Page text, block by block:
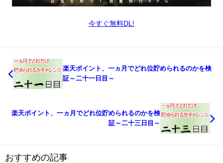
今すぐ無料DL!
楽天ポイント、一ヵ月でどれ位貯められるのかを検
証～二十一日目～
楽天ポイント、一ヵ月でどれ位貯められるのかを検
証～二十三日目～
おすすめの記事